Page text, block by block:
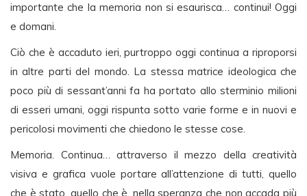
importante che la memoria non si esaurisca… continui! Oggi
e domani.
Ciò che è accaduto ieri, purtroppo oggi continua a riproporsi
in altre parti del mondo. La stessa matrice ideologica che
poco più di sessant’anni fa ha portato allo sterminio milioni
di esseri umani, oggi rispunta sotto varie forme e in nuovi e
pericolosi movimenti che chiedono le stesse cose.
Memoria. Continua… attraverso il mezzo della creatività
visiva e grafica vuole portare all’attenzione di tutti, quello
che è stato, quello che è, nella speranza che non accada più